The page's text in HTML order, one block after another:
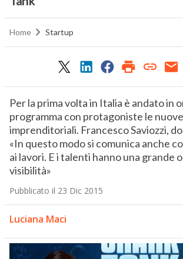
Home Startup
Per la prima volta in Italia è andato in
programma con protagoniste le
imprenditoriali. Francesco Saviozzi,
«In questo modo si comunica anche
ai lavori. E i talenti hanno una grande
visibilità»
Pubblicato il 23 Dic 2015
Luciana Maci